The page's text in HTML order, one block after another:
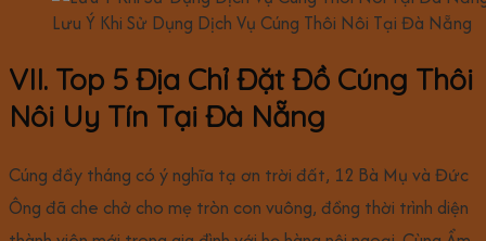
Lưu Ý Khi Sử Dụng Dịch Vụ Cúng Thôi Nôi Tại Đà Nẵng
VII. Top 5 Địa Chỉ Đặt Đồ Cúng Thôi
Nôi Uy Tín Tại Đà Nẵng
Cúng đầy tháng có ý nghĩa tạ ơn trời đất, 12 Bà Mụ và Đức
Ông đã che chở cho mẹ tròn con vuông, đồng thời trình diện